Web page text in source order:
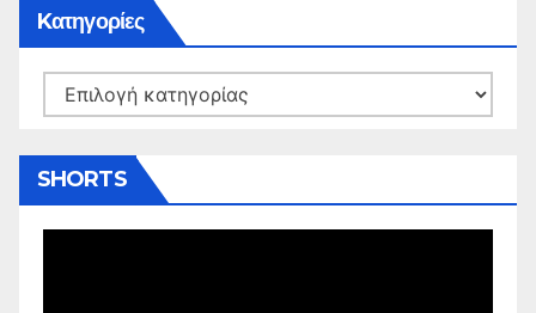
Kατηγορίες
Kατηγορίες
SHORTS